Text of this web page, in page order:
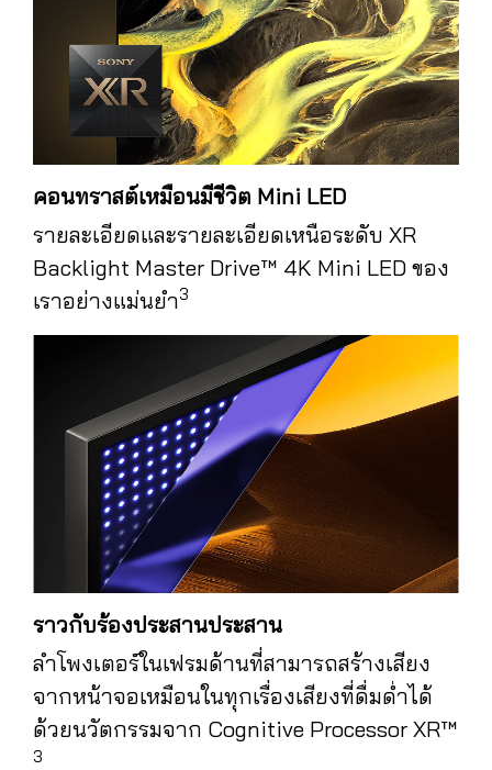
คอนทราสต์เหมือนมีชีวิต Mini LED
รายละเอียดและรายละเอียดเหนือระดับ XR
Backlight Master Drive™ 4K Mini LED ของ
เราอย่างแม่นยำ3
ราวกับร้องประสานประสาน
ลำโพงเตอร์ในเฟรมด้านที่สามารถสร้างเสียง
จากหน้าจอเหมือนในทุกเรื่องเสียงที่ดื่มด่ำได้
ด้วยนวัตกรรมจาก Cognitive Processor XR™
3